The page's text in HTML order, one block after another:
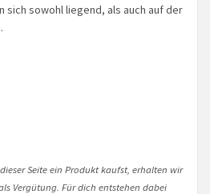
sich sowohl liegend, als auch auf der
Seite ein Produkt kaufst, erhalten wir
Vergütung. Für dich entstehen dabei